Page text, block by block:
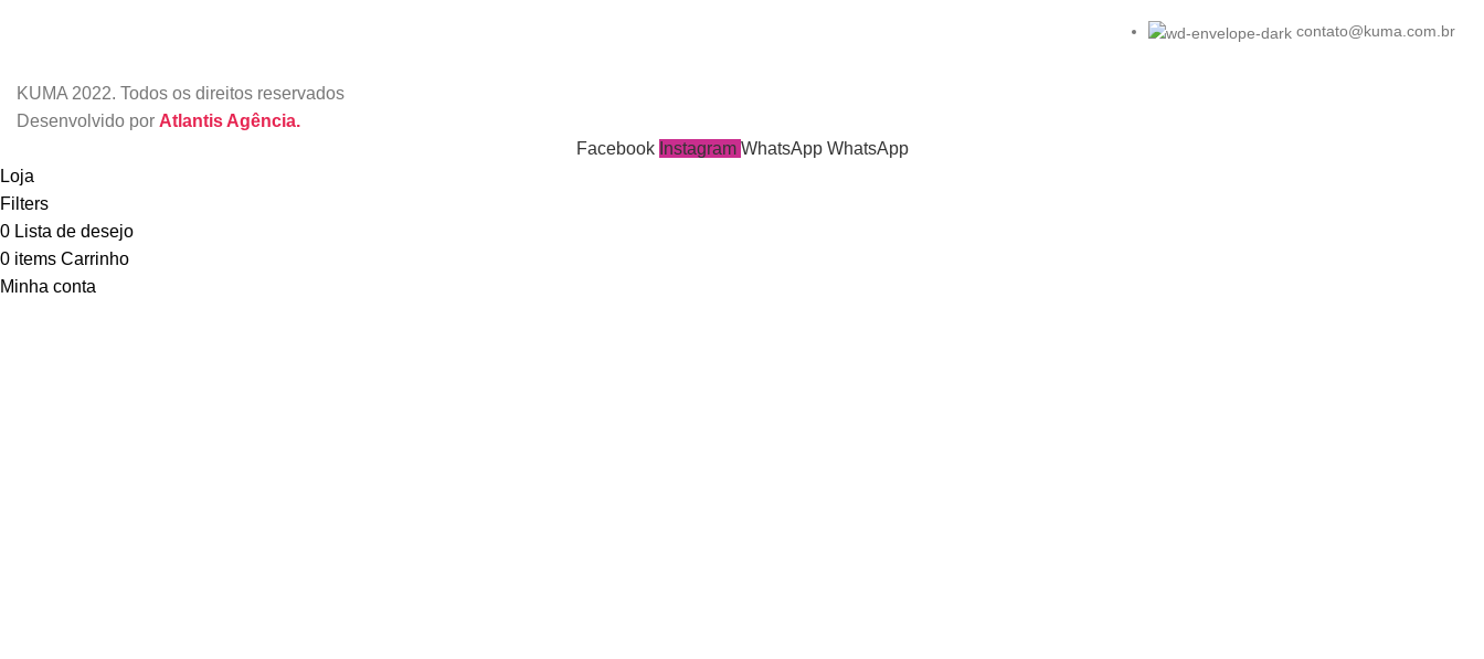
contato@kuma.com.br
KUMA 2022. Todos os direitos reservados
Desenvolvido por Atlantis Agência.
Facebook Instagram WhatsApp WhatsApp
Loja
Filters
0 Lista de desejo
0 items Carrinho
Minha conta